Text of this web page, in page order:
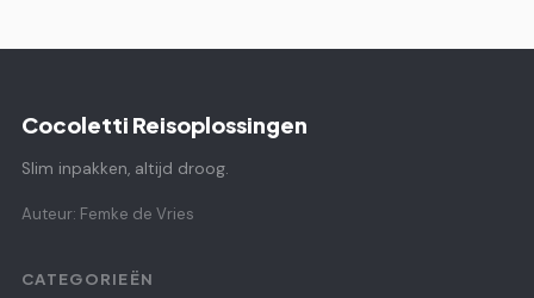
Cocoletti Reisoplossingen
Slim inpakken, altijd droog.
Auteur: Femke de Vries
CATEGORIEËN